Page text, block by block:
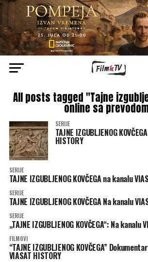
All posts tagged "Tajne
online sa
SERIJE
TAJNE IZGUBLJENOG
HISTORY
SERIJE
TAJNE IZGUBLJENOG KOVČEGA na kanalu
SERIJE
TAJNE IZGUBLJENOG KOVČEGA Na kanalu
SERIJE
„TAJNE IZGUBLJENOG KOVČEGA“: Na kanalu
FILMOVI
“TAJNE IZGUBLJENOG KOVČEGA”
VIASAT HISTORY